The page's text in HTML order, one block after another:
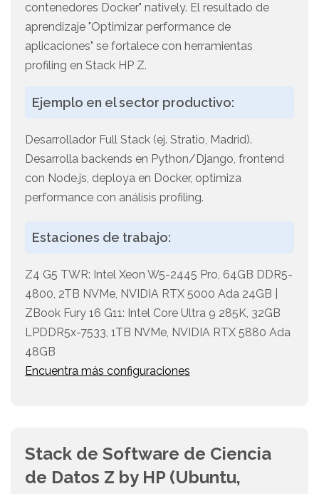
contenedores Docker" natively. El resultado de
aprendizaje "Optimizar performance de
aplicaciones" se fortalece con herramientas
profiling en Stack HP Z.
Ejemplo en el sector productivo:
Desarrollador Full Stack (ej. Stratio, Madrid).
Desarrolla backends en Python/Django, frontend
con Node.js, deploya en Docker, optimiza
performance con análisis profiling.
Estaciones de trabajo:
Z4 G5 TWR: Intel Xeon W5-2445 Pro, 64GB DDR5-
4800, 2TB NVMe, NVIDIA RTX 5000 Ada 24GB |
ZBook Fury 16 G11: Intel Core Ultra 9 285K, 32GB
LPDDR5x-7533, 1TB NVMe, NVIDIA RTX 5880 Ada
48GB
Encuentra más configuraciones
Stack de Software de Ciencia
de Datos Z by HP (Ubuntu,